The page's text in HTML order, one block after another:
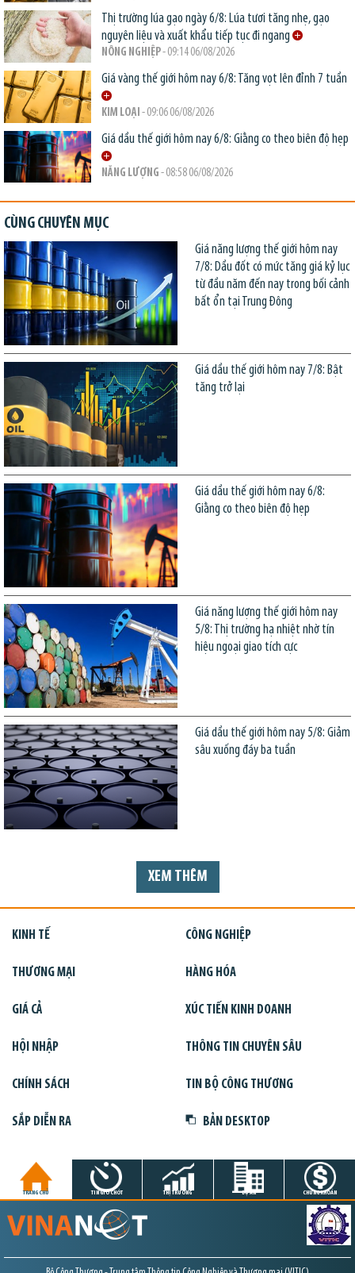
Thị trường lúa gạo ngày 6/8: Lúa tươi tăng nhẹ, gạo
nguyên liệu và xuất khẩu tiếp tục đi ngang
NÔNG NGHIỆP- 09:14 06/08/2026
Giá vàng thế giới hôm nay 6/8: Tăng vọt lên đỉnh 7 tuần
KIM LOẠI - 09:06 06/08/2026
Giá dầu thế giới hôm nay 6/8: Giằng co theo biên độ hẹp
NĂNG LƯỢNG - 08:58 06/08/2026
CÙNG CHUYÊN MỤC
Giá năng lượng thế giới hôm nay
7/8: Dầu đốt có mức tăng giá kỷ lục
từ đầu năm đến nay trong bối cảnh
bất ổn tại Trung Đông
Giá dầu thế giới hôm nay 7/8: Bật
tăng trở lại
Giá dầu thế giới hôm nay 6/8:
Giằng co theo biên độ hẹp
Giá năng lượng thế giới hôm nay
5/8: Thị trường hạ nhiệt nhờ tín
hiệu ngoại giao tích cực
Giá dầu thế giới hôm nay 5/8: Giảm
sâu xuống đáy ba tuần
XEM THÊM
KINH TẾ CÔNG NGHIỆP
THƯƠNG MẠI HÀNG HÓA
GIÁ CẢ XÚC TIẾN KINH DOANH
HỘI NHẬP THÔNG TIN CHUYÊN SÂU
CHÍNH SÁCH TIN BỘ CÔNG THƯƠNG
SẮP DIỄN RA BẢN DESKTOP
TRANG CHỦ TIN GIỜ CHÓT THỊ TRƯỜNG DỰ ÁN CHỨNG KHOÁN